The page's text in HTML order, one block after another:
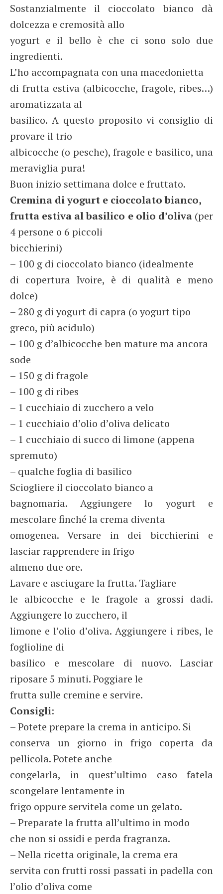
Sostanzialmente il cioccolato bianco dà
dolcezza e cremosità allo
yogurt e il bello è che ci sono solo due
ingredienti.
L’ho accompagnata con una macedonietta
di frutta estiva (albicocche, fragole, ribes…)
aromatizzata al
basilico. A questo proposito vi consiglio di
provare il trio
albicocche (o pesche), fragole e basilico, una
meraviglia pura!
Buon inizio settimana dolce e fruttato.
Cremina di yogurt e cioccolato bianco,
frutta estiva al basilico e olio d’oliva(per
4 persone o 6 piccoli
bicchierini)
– 100 g di cioccolato bianco (idealmente
di copertura Ivoire, è di qualità e meno
dolce)
– 280 g di yogurt di capra (o yogurt tipo
greco, più acidulo)
– 100 g d’albicocche ben mature ma ancora
sode
– 150 g di fragole
– 100 g di ribes
– 1 cucchiaio di zucchero a velo
– 1 cucchiaio d’olio d’oliva delicato
– 1 cucchiaio di succo di limone (appena
spremuto)
– qualche foglia di basilico
Sciogliere il cioccolato bianco a
bagnomaria. Aggiungere lo yogurt e
mescolare finché la crema diventa
omogenea. Versare in dei bicchierini e
lasciar rapprendere in frigo
almeno due ore.
Lavare e asciugare la frutta. Tagliare
le albicocche e le fragole a grossi dadi.
Aggiungere lo zucchero, il
limone e l’olio d’oliva. Aggiungere i ribes, le
foglioline di
basilico e mescolare di nuovo. Lasciar
riposare 5 minuti. Poggiare le
frutta sulle cremine e servire.
Consigli:
– Potete prepare la crema in anticipo. Si
conserva un giorno in frigo coperta da
pellicola. Potete anche
congelarla, in quest’ultimo caso fatela
scongelare lentamente in
frigo oppure servitela come un gelato.
– Preparate la frutta all’ultimo in modo
che non si ossidi e perda fragranza.
– Nella ricetta originale, la crema era
servita con frutti rossi passati in padella con
l’olio d’oliva come